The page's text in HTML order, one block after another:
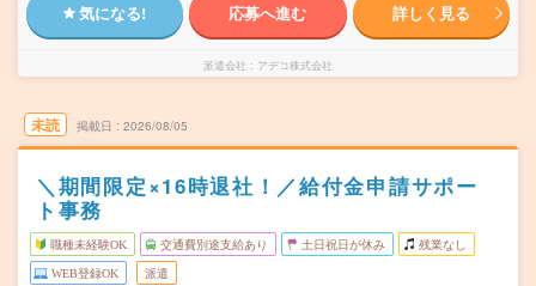
気になる! 応募へ進む 詳しく見る
派遣会社 アデコ株式会社
未読 掲載日 2026/08/05
＼期間限定×16時退社！／給付金申請サポー
ト事務
職種未経験OK 交通費別途支給あり 土日祝日が休み 残業なし
WEB登録OK 派遣